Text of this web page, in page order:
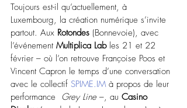
Toujours est-il qu’actuellement, à
Luxembourg, la création numérique s’invite
partout. Aux Rotondes (Bonnevoie), avec
l’événement Multiplica Lab les 21 et 22
février – où l’on retrouve Françoise Poos et
Vincent Capron le temps d’une conversation
avec le collectif SPIME.IM à propos de leur
performance Grey Line –, au Casino